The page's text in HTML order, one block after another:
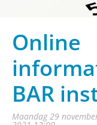
Online
BAR
maandag 29 november 2021 10:30 - maandag 29 november